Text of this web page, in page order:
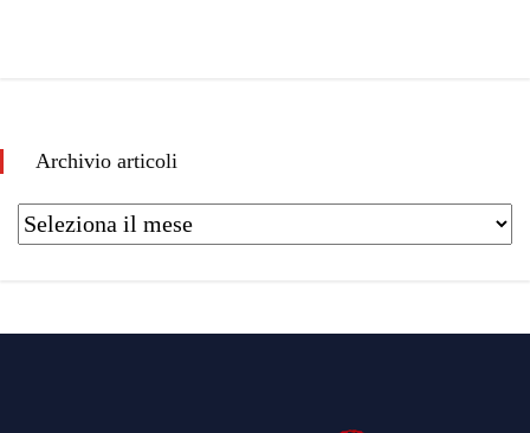
Archivio articoli